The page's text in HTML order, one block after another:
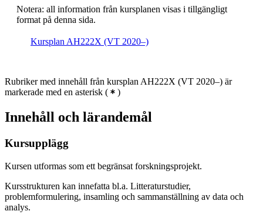
Notera: all information från kursplanen visas i tillgängligt
format på denna sida.
Kursplan AH222X (VT 2020–)
Rubriker med innehåll från kursplan AH222X (VT 2020–) är
markerade med en asterisk ( )
Innehåll och lärandemål
Kursupplägg
Kursen utformas som ett begränsat forskningsprojekt.
Kursstrukturen kan innefatta bl.a. Litteraturstudier,
problemformulering, insamling och sammanställning av data och
analys.